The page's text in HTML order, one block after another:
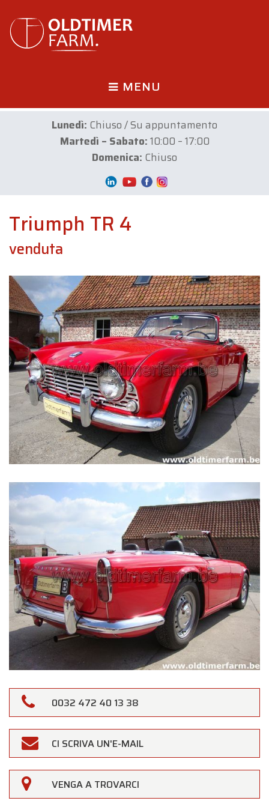
MENU
Lunedì: Chiuso / Su appuntamento
Martedì – Sabato:10:00 – 17:00
Domenica: Chiuso
Triumph TR 4
venduta
0032 472 40 13 38
CI SCRIVA UN'E-MAIL
VENGA A TROVARCI
×
Oldtimerfarm
Gentili Clienti,
Oldtimerfarm saràchiusa sabato 15 agosto